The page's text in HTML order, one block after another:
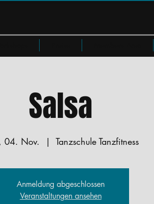
Salsa
04. Nov.
  |
Tanzschule Tanzfitness
Anmeldung abgeschlossen
Veranstaltungen ansehen